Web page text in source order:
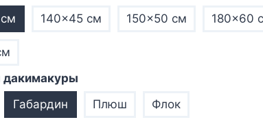
140×45 см 150×50 см 180×60
дакимакуры
Габардин Плюш
Флок